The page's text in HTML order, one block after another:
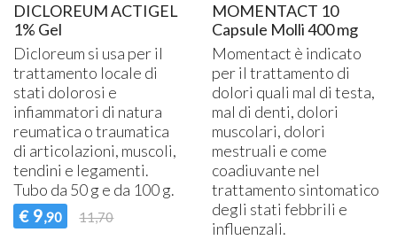
DICLOREUM ACTIGEL
1% Gel
Dicloreum si usa per il
trattamento locale di
stati dolorosi e
infiammatori di natura
reumatica o traumatica
di articolazioni, muscoli,
tendini e legamenti.
Tubo da 50 g e da 100 g.
€ 9,90 11,70
MOMENTACT 10
Capsule Molli 400 mg
Momentact è indicato
per il trattamento di
dolori quali mal di testa,
mal di denti, dolori
muscolari, dolori
mestruali e come
coadiuvante nel
trattamento sintomatico
degli stati febbrili e
influenzali.